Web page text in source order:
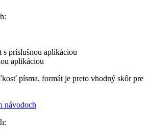
s príslušnou aplikáciou
aplikáciou
písma, formát je preto vhodný skôr pre
návodoch